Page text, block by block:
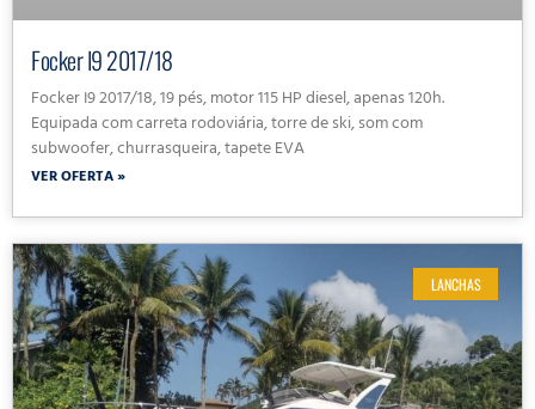
Focker I9 2017/18
Focker I9 2017/18, 19 pés, motor 115 HP diesel, apenas 120h.
Equipada com carreta rodoviária, torre de ski, som com
subwoofer, churrasqueira, tapete EVA
VER OFERTA »
LANCHAS